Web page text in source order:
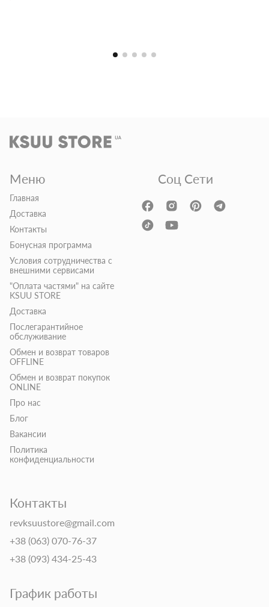
Меню
Главная
Доставка
Контакты
Бонусная программа
Условия сотрудничества с
внешними сервисами
"Оплата частями" на сайте
KSUU STORE
Доставка
Послегарантийное
обслуживание
Обмен и возврат товаров
OFFLINE
Обмен и возврат покупок
ONLINE
Про нас
Блог
Вакансии
Политика
конфиденциальности
Контакты
revksuustore@gmail.com
+38 (063) 070-76-37
+38 (093) 434-25-43
График работы
Соц Сети